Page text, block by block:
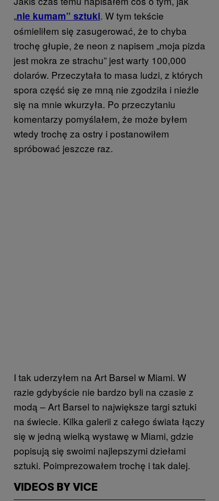
„nie kumam” sztuki. W tym tekście
ośmieliłem się zasugerować, że to chyba
trochę głupie, że neon z napisem „moja pizda
jest mokra ze strachu” jest warty 100,000
dolarów. Przeczytała to masa ludzi, z których
spora część się ze mną nie zgodziła i nieźle
się na mnie wkurzyła. Po przeczytaniu
komentarzy pomyślałem, że może byłem
wtedy trochę za ostry i postanowiłem
spróbować jeszcze raz.
I tak uderzyłem na Art Barsel w Miami. W
razie gdybyście nie bardzo byli na czasie z
modą – Art Barsel to największe targi sztuki
na świecie. Kilka galerii z całego świata łączy
się w jedną wielką wystawę w Miami, gdzie
popisują się swoimi najlepszymi dziełami
sztuki. Poimprezowałem trochę i tak dalej.
VIDEOS BY VICE